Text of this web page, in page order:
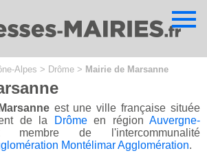
Alpes > Drôme > Mairie de Marsanne
est une ville française située
de la
Drômeen région Auvergne-
de l'intercommunalité
Montélimar Agglomération.
panel